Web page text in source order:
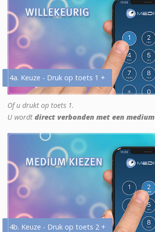
4a. Keuze - Druk op toets 1 +
Of u drukt op toets 1.
U wordt direct verbonden met een medium
4b. Keuze - Druk op toets 2 +